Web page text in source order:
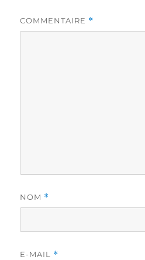
COMMENTAIRE *
NOM *
E-MAIL *